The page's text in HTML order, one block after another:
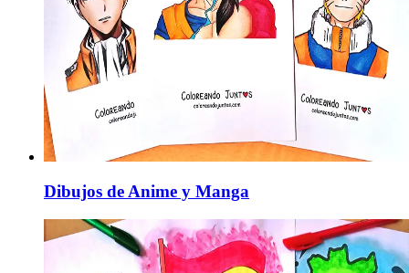
Dibujos de Anime y Manga